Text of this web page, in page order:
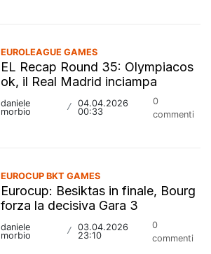
EUROLEAGUE GAMES
EL Recap Round 35: Olympiacos
ok, il Real Madrid inciampa
daniele
morbio
/ 04.04.2026
00:33
0
commenti
EUROCUP BKT GAMES
Eurocup: Besiktas in finale, Bourg
forza la decisiva Gara 3
daniele
morbio
/
03.04.2026
23:10
0
commenti